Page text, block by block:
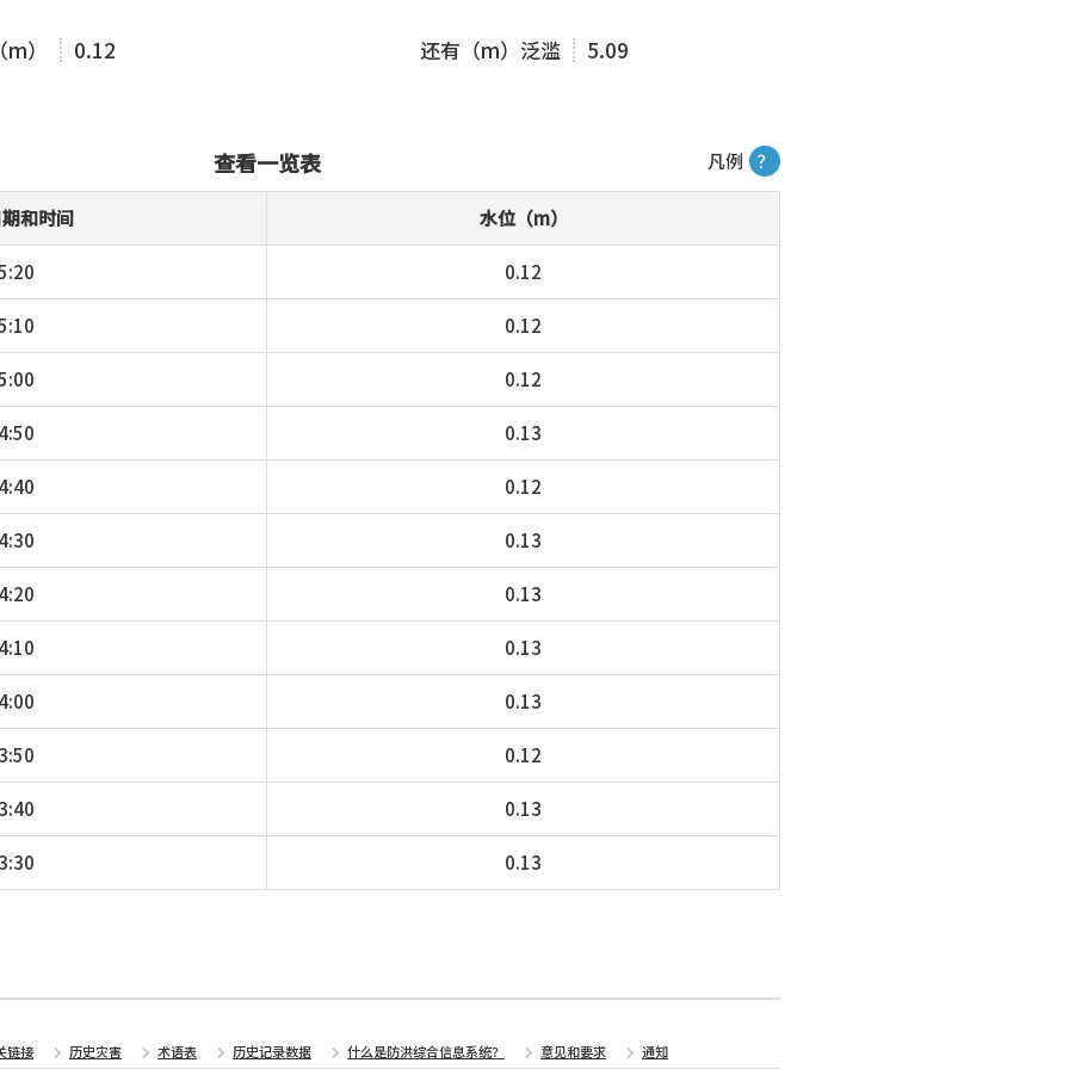
） 0.12 还有（m）泛滥 5.09
凡例 ？
查看一览表
和时间 水位（m）
0.12
0.12
0.12
0.13
0.12
0.13
0.13
0.13
0.13
0.12
0.13
0.13
链接 历史灾害 术语表 历史记录数据 什么是防洪综合信息系统？ 意见和要求 通知